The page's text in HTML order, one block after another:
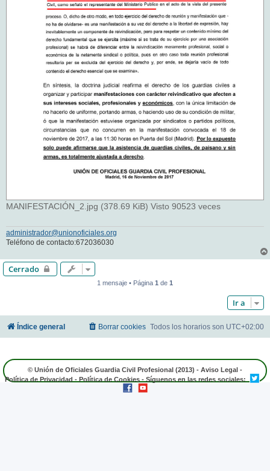
MANIFESTACIÓN_2.jpg (378.69 KiB) Visto 90523 veces
administrador@unionoficiales.org
Teléfono de contacto:672036030
Cerrado
1 mensaje • Página 1 de 1
Ir a
Índice general Todos los horarios son UTC+02:00
Borrar cookies
© Unión de Oficiales Guardia Civil Profesional (2013) - Aviso Legal -
Política de Privacidad - Política de Cookies - Síguenos en las redes sociales: